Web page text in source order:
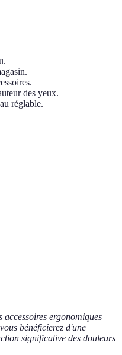
des yeux.
réglable.
accessoires ergonomiques
bénéficierez d'une
significative des douleurs